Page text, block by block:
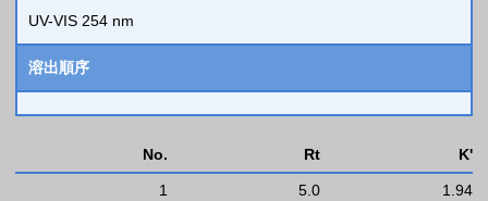
UV-VIS 254 nm
溶出順序
No. Rt K'
1 5.0
1.94